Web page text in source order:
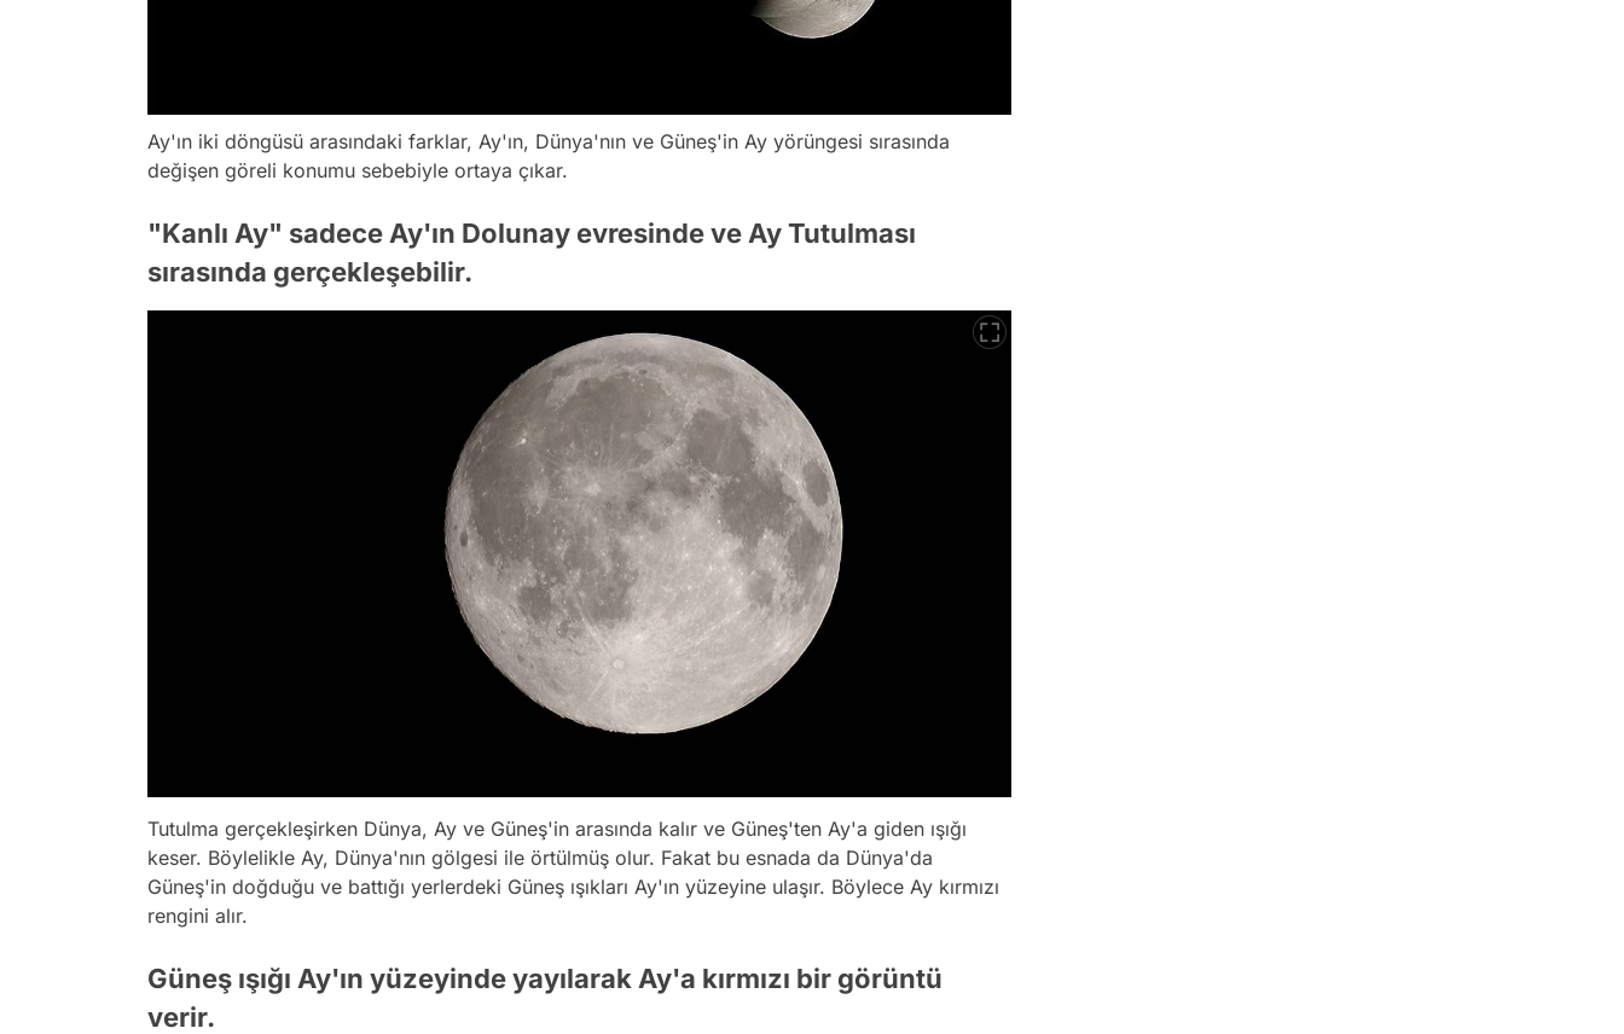
Ay'ın iki döngüsü arasındaki farklar, Ay'ın, Dünya'nın ve Güneş'in Ay yörüngesi sırasında
değişen göreli konumu sebebiyle ortaya çıkar.
"Kanlı Ay" sadece Ay'ın Dolunay evresinde ve Ay Tutulması
sırasında gerçekleşebilir.
Tutulma gerçekleşirken Dünya, Ay ve Güneş'in arasında kalır ve Güneş'ten Ay'a giden ışığı
keser. Böylelikle Ay, Dünya'nın gölgesi ile örtülmüş olur. Fakat bu esnada da Dünya'da
Güneş'in doğduğu ve battığı yerlerdeki Güneş ışıkları Ay'ın yüzeyine ulaşır. Böylece Ay kırmızı
rengini alır.
Güneş ışığı Ay'ın yüzeyinde yayılarak Ay'a kırmızı bir görüntü
verir.